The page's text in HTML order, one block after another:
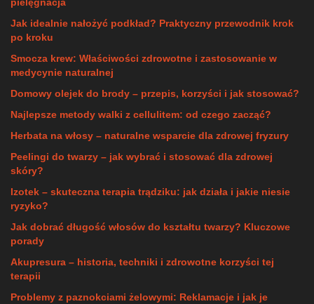
Jak idealnie nałożyć podkład? Praktyczny przewodnik krok
po kroku
Smocza krew: Właściwości zdrowotne i zastosowanie w
medycynie naturalnej
Domowy olejek do brody – przepis, korzyści i jak stosować?
Najlepsze metody walki z cellulitem: od czego zacząć?
Herbata na włosy – naturalne wsparcie dla zdrowej fryzury
Peelingi do twarzy – jak wybrać i stosować dla zdrowej
skóry?
Izotek – skuteczna terapia trądziku: jak działa i jakie niesie
ryzyko?
Jak dobrać długość włosów do kształtu twarzy? Kluczowe
porady
Akupresura – historia, techniki i zdrowotne korzyści tej
terapii
Problemy z paznokciami żelowymi: Reklamacje i jak je